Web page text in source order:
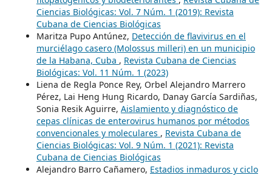
Ciencias Biológicas: Vol. 7 Núm. 1 (2019): Revista
Cubana de Ciencias Biológicas
Maritza Pupo Antúnez, Detección de flavivirus en el
murciélago casero (Molossus milleri) en un municipio
de la Habana, Cuba , Revista Cubana de Ciencias
Biológicas: Vol. 11 Núm. 1 (2023)
Liena de Regla Ponce Rey, Orbel Alejandro Marrero
Pérez, Lai Heng Hung Ricardo, Danay García Sardiñas,
Sonia Resik Aguirre, Aislamiento y diagnóstico de
cepas clínicas de enterovirus humanos por métodos
convencionales y moleculares , Revista Cubana de
Ciencias Biológicas: Vol. 9 Núm. 1 (2021): Revista
Cubana de Ciencias Biológicas
Alejandro Barro Cañamero, Estadios inmaduros y ciclo